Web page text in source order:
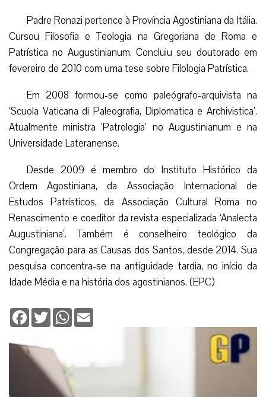
Padre Ronazi pertence à Província Agostiniana da Itália.
Cursou Filosofia e Teologia na Gregoriana de Roma e
Patrística no Augustinianum. Concluiu seu doutorado em
fevereiro de 2010 com uma tese sobre Filologia Patrística.
Em 2008 formou-se como paleógrafo-arquivista na
‘Scuola Vaticana di Paleografia, Diplomatica e Archivistica’.
Atualmente ministra ‘Patrologia’ no Augustinianum e na
Universidade Lateranense.
Desde 2009 é membro do Instituto Histórico da
Ordem Agostiniana, da Associação Internacional de
Estudos Patrísticos, da Associação Cultural Roma no
Renascimento e coeditor da revista especializada ‘Analecta
Augustiniana’. Também é conselheiro teológico da
Congregação para as Causas dos Santos, desde 2014. Sua
pesquisa concentra-se na antiguidade tardia, no início da
Idade Média e na história dos agostinianos. (EPC)
Facebook
TwitterWhatsApp